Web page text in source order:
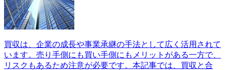
買収は、企業の成長や事業承継の手法として広く活用されて
います。売り手側にも買い手側にもメリットがある一方で、
リスクもあるため注意が必要です。本記事では、買収と合